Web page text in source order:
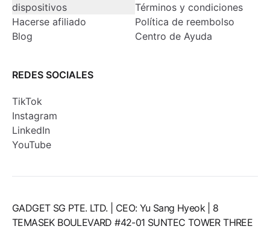
dispositivos
Hacerse afiliado
Blog
Términos y condiciones
Política de reembolso
Centro de Ayuda
REDES SOCIALES
TikTok
Instagram
LinkedIn
YouTube
GADGET SG PTE. LTD. | CEO: Yu Sang Hyeok | 8
TEMASEK BOULEVARD #42-01 SUNTEC TOWER THREE